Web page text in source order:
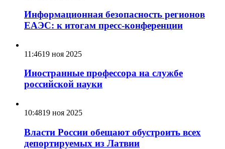
Информационная безопасность регионов
ЕАЭС: к итогам пресс-конференции
11:4619 ноя 2025
Иностранные профессора на службе
российской науки
10:4819 ноя 2025
Власти России обещают обустроить всех
депортируемых из Латвии